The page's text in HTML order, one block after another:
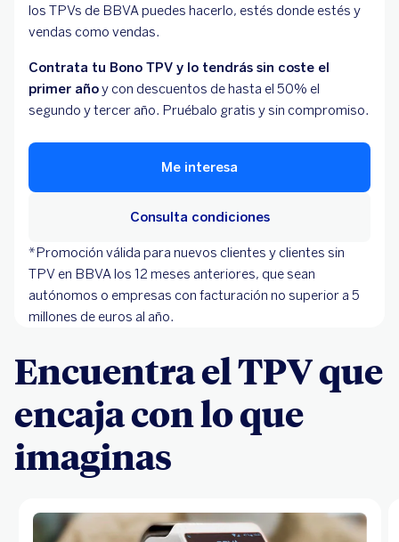
los TPVs de BBVA puedes hacerlo, estés donde estés y
vendas como vendas.
Contrata tu Bono TPV y lo tendrás sin coste el
primer añoy con descuentos de hasta el 50% el
segundo y tercer año. Pruébalo gratis y sin compromiso.
Me interesa
Consulta condiciones
*Promoción válida para nuevos clientes y clientes sin
TPV en BBVA los 12 meses anteriores, que sean
autónomos o empresas con facturación no superior a 5
millones de euros al año.
Encuentra el TPV que
encaja con lo que
imaginas